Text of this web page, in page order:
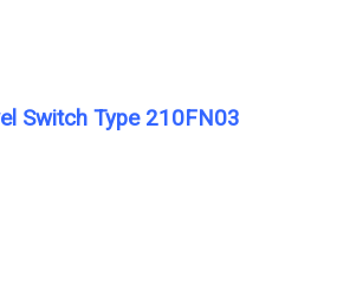
Switch Type 210FN03